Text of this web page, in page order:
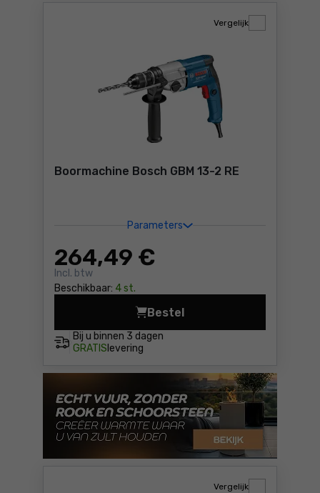
Boormachine Bosch GBM 13-2 RE
Parameters
264,49 €
Incl. btw
Beschikbaar: 4 st.
Vergelijk
Bij u binnen 3 dagen
GRATIS levering
Bestel
Boormachine Bosch GBM
Vergelijk